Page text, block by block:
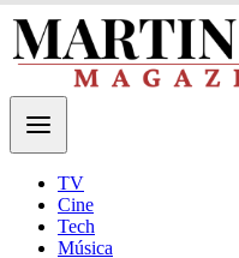
TV
Cine
Tech
Música